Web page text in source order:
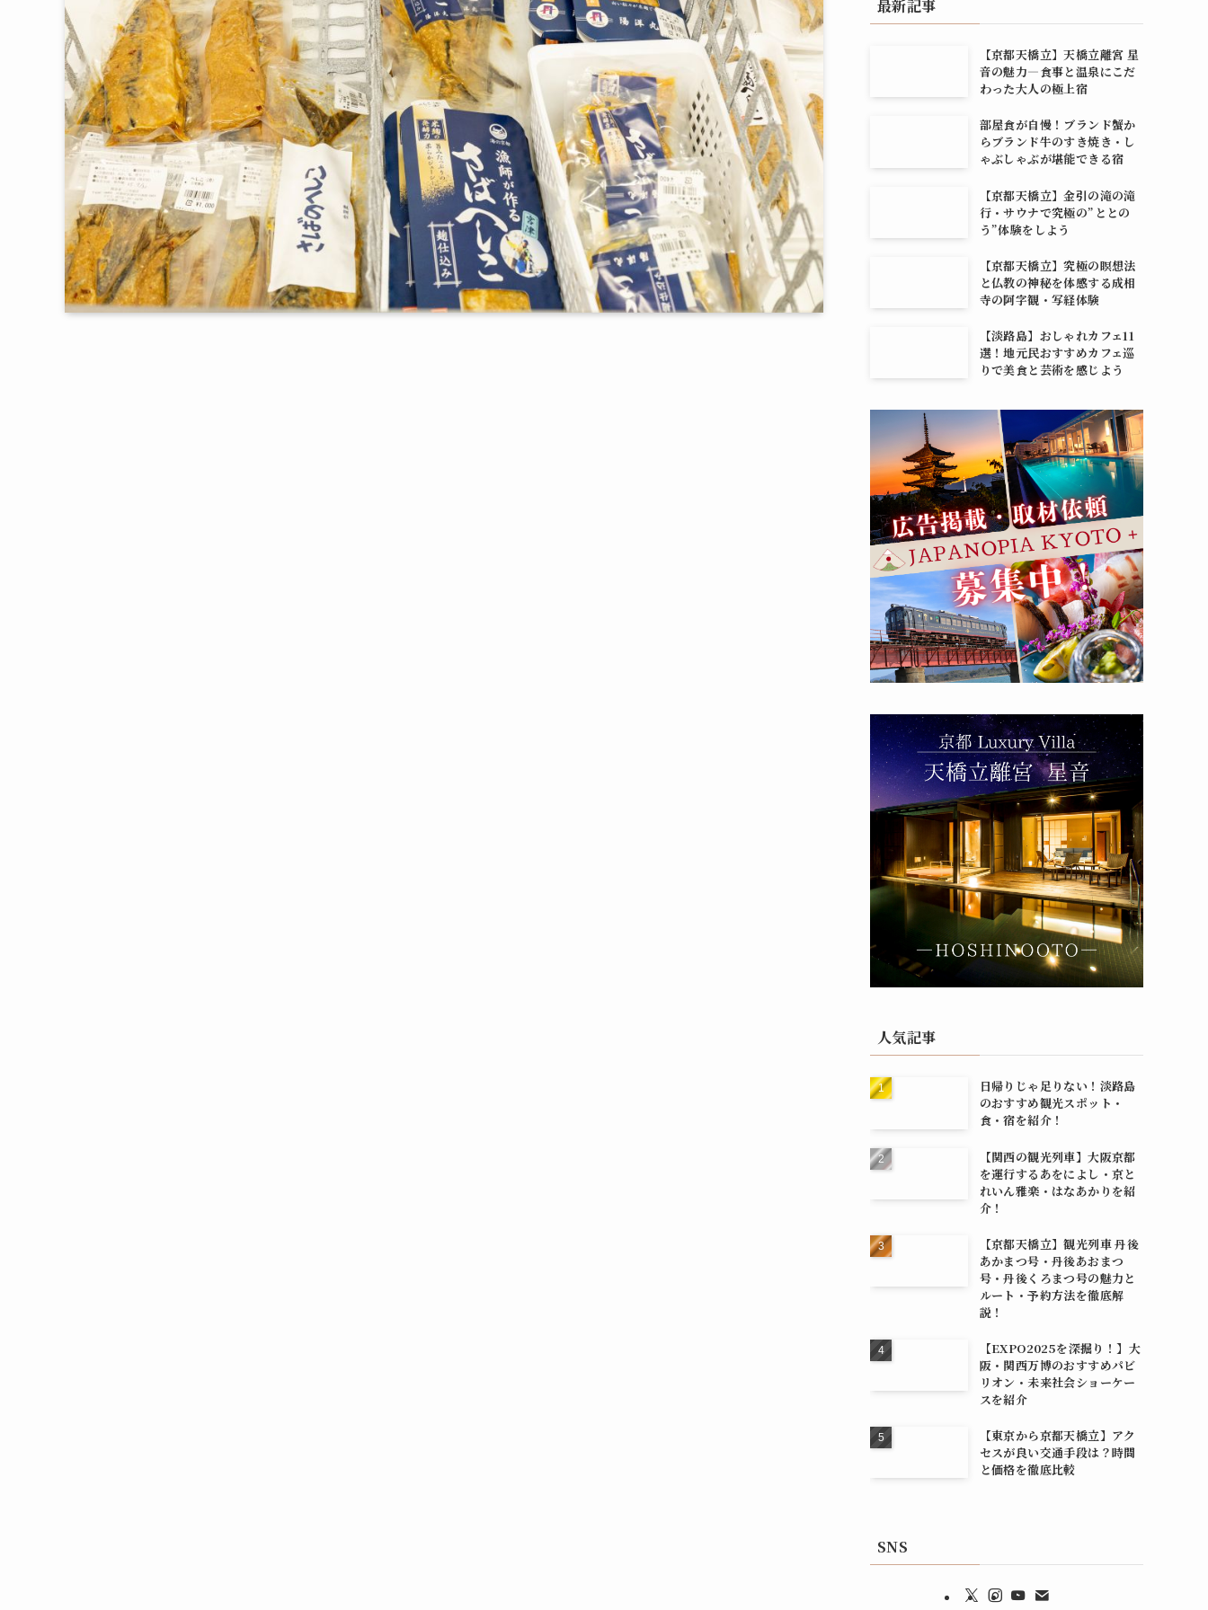
最新記事
【京都天橋立】天橋立離宮 星
音の魅力―食事と温泉にこだ
わった大人の極上宿
部屋食が自慢！ブランド蟹か
らブランド牛のすき焼き・し
ゃぶしゃぶが堪能できる宿
【京都天橋立】金引の滝の滝
行・サウナで究極の”ととの
う”体験をしよう
【京都天橋立】究極の瞑想法
と仏教の神秘を体感する成相
寺の阿字観・写経体験
【淡路島】おしゃれカフェ11
選！地元民おすすめカフェ巡
りで美食と芸術を感じよう
人気記事
日帰りじゃ足りない！淡路島
のおすすめ観光スポット・
食・宿を紹介！
【関西の観光列車】大阪京都
を運行するあをによし・京と
れいん雅楽・はなあかりを紹
介！
【京都天橋立】観光列車 丹後
あかまつ号・丹後あおまつ
号・丹後くろまつ号の魅力と
ルート・予約方法を徹底解
説！
【EXPO2025を深掘り！】大
阪・関西万博のおすすめパビ
リオン・未来社会ショーケー
スを紹介
【東京から京都天橋立】アク
セスが良い交通手段は？時間
と価格を徹底比較
SNS